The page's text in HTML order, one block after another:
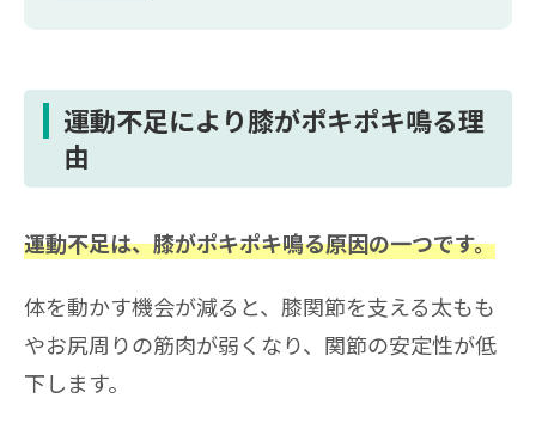
運動不足で膝がポキポキ鳴ることに関するよくあ
る質問
膝に良くない運動は何ですか？
運動不足により膝がポキポキ鳴る理
由
運動不足は、膝がポキポキ鳴る原因の一つです。
体を動かす機会が減ると、膝関節を支える太もも
やお尻周りの筋肉が弱くなり、関節の安定性が低
下します。